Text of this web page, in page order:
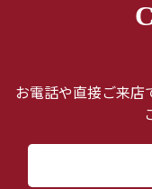
お電話や直接ご来店